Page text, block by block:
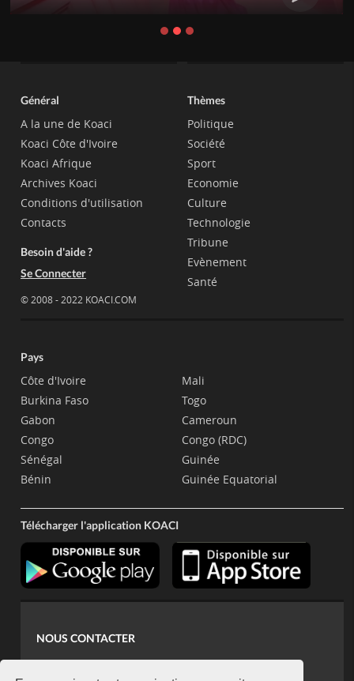
Général
A la une de Koaci
Koaci Côte d'Ivoire
Koaci Afrique
Archives Koaci
Conditions d'utilisation
Contacts
Besoin d'aide ?
Se Connecter
© 2008 - 2022 KOACI.COM
Thèmes
Politique
Société
Sport
Economie
Culture
Technologie
Tribune
Evènement
Santé
Pays
Côte d'Ivoire
Burkina Faso
Gabon
Congo
Sénégal
Bénin
Mali
Togo
Cameroun
Congo (RDC)
Guinée
Guinée Equatorial
Télécharger l'application KOACI
NOUS CONTACTER